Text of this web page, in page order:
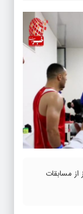
مسابقات